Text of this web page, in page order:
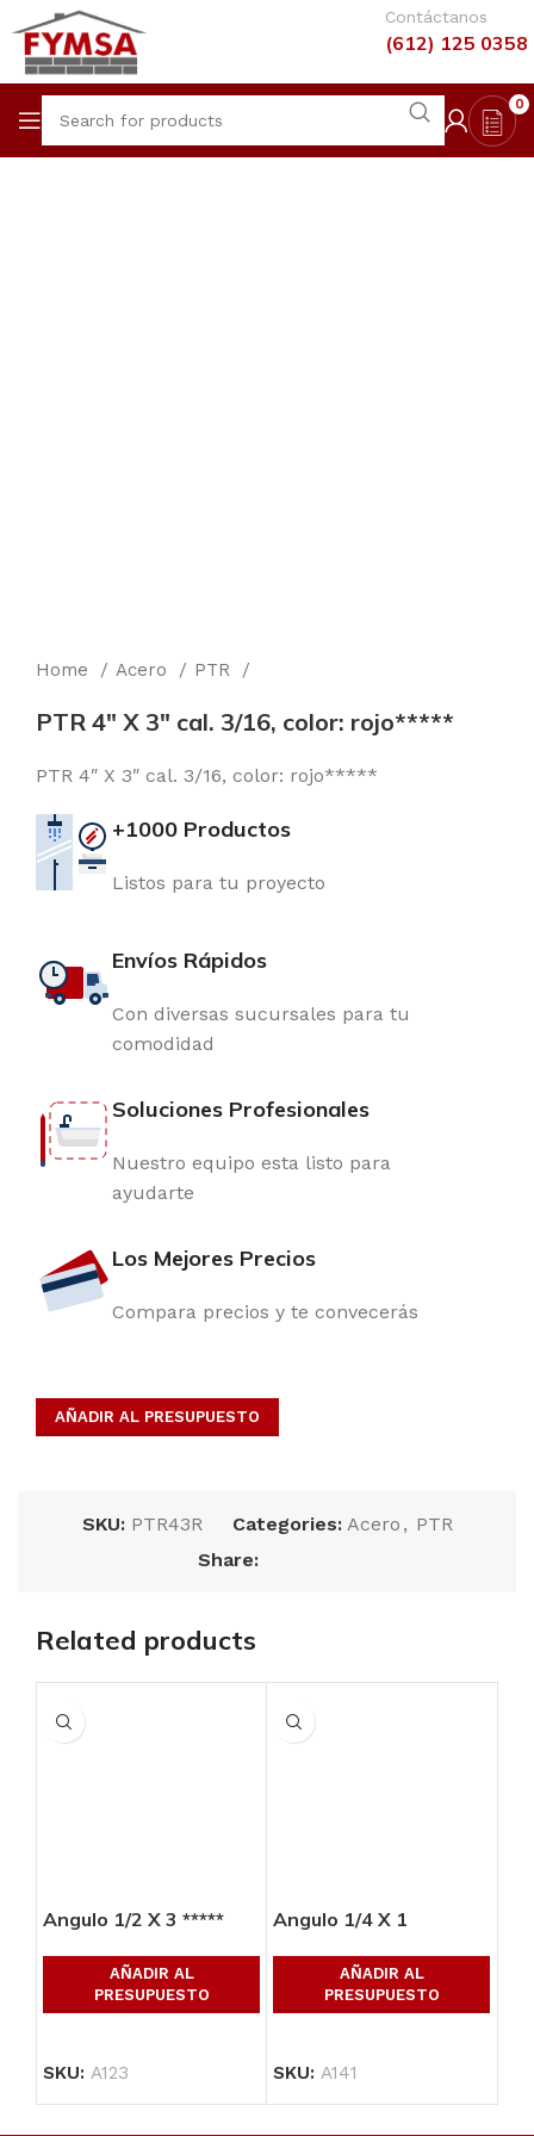
Contáctanos
(612) 125 0358
0
Home Acero PTR
PTR 4″ X 3″ cal. 3/16, color: rojo*****
PTR 4″ X 3″ cal. 3/16, color: rojo*****
+1000 Productos
Listos para tu proyecto
Envíos Rápidos
Con diversas sucursales para tu
comodidad
Soluciones Profesionales
Nuestro equipo esta listo para
ayudarte
Los Mejores Precios
Compara precios y te convecerás
AÑADIR AL PRESUPUESTO
SKU: PTR43R Categories: Acero , PTR
Share:
Related products
Angulo 1/2 X 3 *****
AÑADIR AL
PRESUPUESTO
SKU: A123
Angulo 1/4 X 1
AÑADIR AL
PRESUPUESTO
SKU: A141